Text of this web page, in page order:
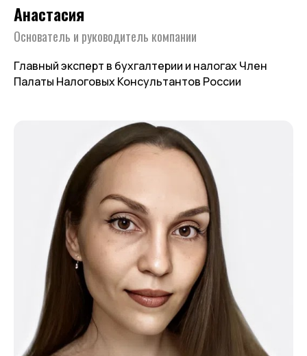
Анастасия
Основатель и руководитель компании
Главный эксперт в бухгалтерии и налогах Член
Палаты Налоговых Консультантов России